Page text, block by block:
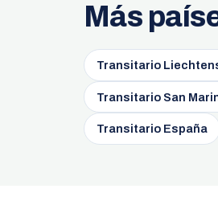
Más
Transitario
Transitario San
Transitario España